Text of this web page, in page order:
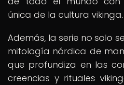
única de la cultura vikinga.
Además, la serie no solo
mitología nórdica de
que profundiza en las
creencias y rituales